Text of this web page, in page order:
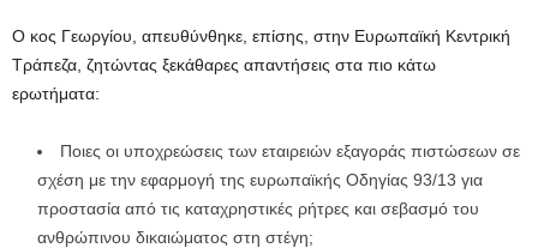
Ο κος Γεωργίου, απευθύνθηκε, επίσης, στην Ευρωπαϊκή Κεντρική
Τράπεζα, ζητώντας ξεκάθαρες απαντήσεις στα πιο κάτω
ερωτήματα:
Ποιες οι υποχρεώσεις των εταιρειών εξαγοράς πιστώσεων σε
σχέση με την εφαρμογή της ευρωπαϊκής Οδηγίας 93/13 για
προστασία από τις καταχρηστικές ρήτρες και σεβασμό του
ανθρώπινου δικαιώματος στη στέγη;